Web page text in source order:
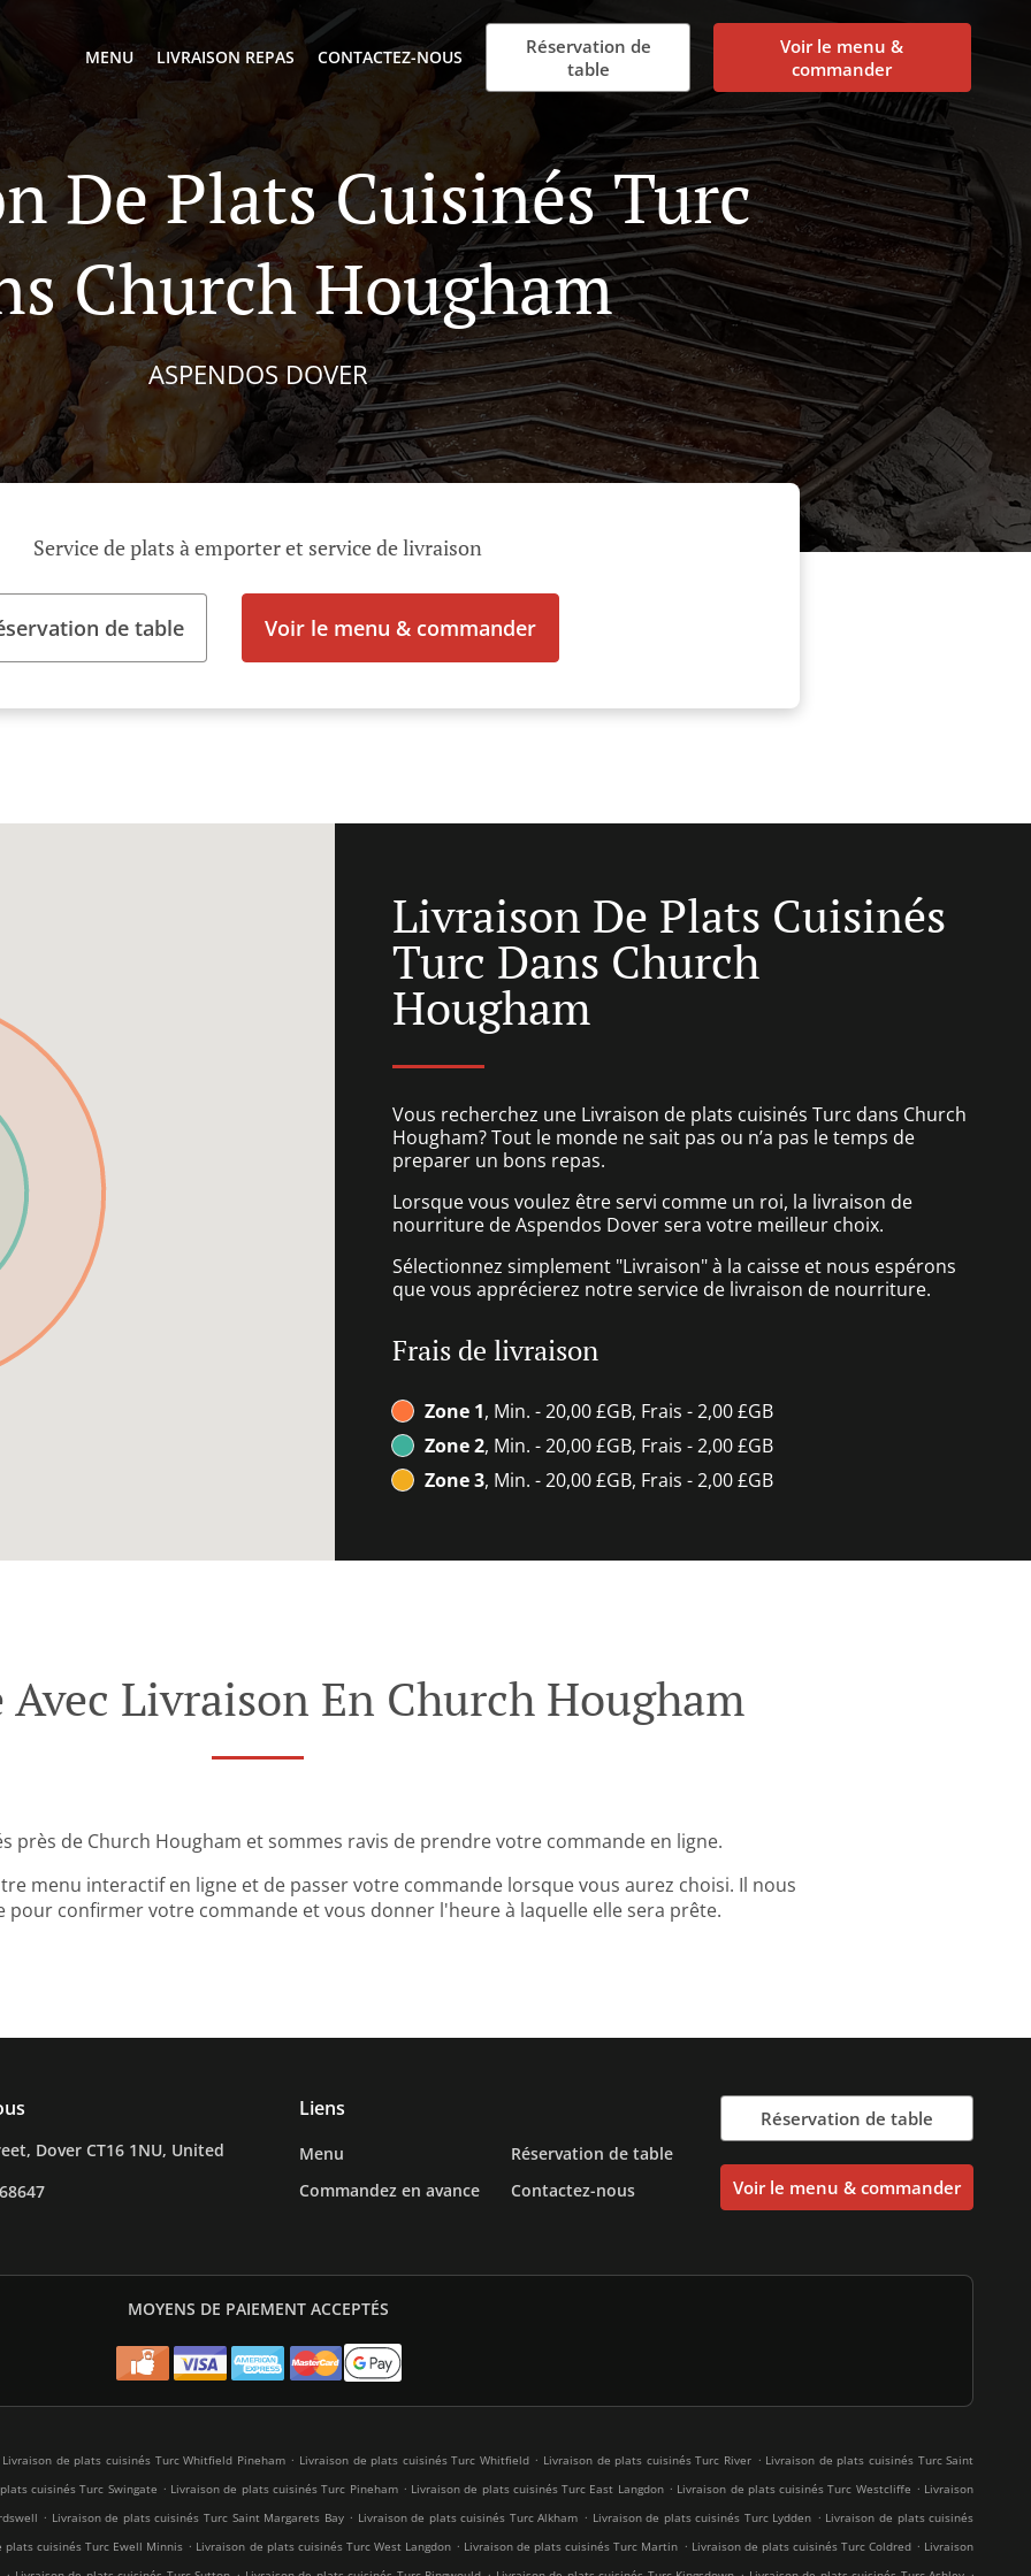
MENU LIVRAISON REPAS CONTACTEZ-NOUS
Réservation de
table
Voir le menu &
commander
De Plats Cuisinés Turc
Church Hougham
ASPENDOS DOVER
Service de plats à emporter et service de livraison
de table Voir le menu & commander
Livraison De Plats Cuisinés
Turc Dans Church
Hougham
Vous recherchez une Livraison de plats cuisinés Turc dans Church
Hougham? Tout le monde ne sait pas ou n’a pas le temps de
preparer un bons repas.
Lorsque vous voulez être servi comme un roi, la livraison de
nourriture de Aspendos Dover sera votre meilleur choix.
Sélectionnez simplement "Livraison" à la caisse et nous espérons
que vous apprécierez notre service de livraison de nourriture.
Frais de livraison
Zone 1, Min. - 20,00 £GB, Frais - 2,00 £GB
Zone 2, Min. - 20,00 £GB, Frais - 2,00 £GB
Zone 3, Min. - 20,00 £GB, Frais - 2,00 £GB
Livraison En Church Hougham
près de Church Hougham et sommes ravis de prendre votre commande en ligne.
menu interactif en ligne et de passer votre commande lorsque vous aurez choisi. Il nous
confirmer votre commande et vous donner l'heure à laquelle elle sera prête.
Dover CT16 1NU, United
Liens
Menu
Réservation de table
Commandez en avance
Contactez-nous
Réservation de table
Voir le menu & commander
MOYENS DE PAIEMENT ACCEPTÉS
Livraison de plats cuisinés Turc Whitfield Pineham . Livraison de plats cuisinés Turc Whitfield . Livraison de plats cuisinés Turc River . Livraison de plats cuisinés Turc Saint
cuisinés Turc Swingate . Livraison de plats cuisinés Turc Pineham . Livraison de plats cuisinés Turc East Langdon . Livraison de plats cuisinés Turc Westcliffe . Livraison
. Livraison de plats cuisinés Turc Saint Margarets Bay . Livraison de plats cuisinés Turc Alkham . Livraison de plats cuisinés Turc Lydden . Livraison de plats cuisinés
plats cuisinés Turc Ewell Minnis . Livraison de plats cuisinés Turc West Langdon . Livraison de plats cuisinés Turc Martin . Livraison de plats cuisinés Turc Coldred . Livraison
. . . . .